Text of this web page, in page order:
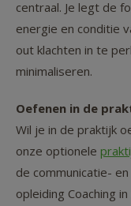
centraal. Je legt de
energie en conditie
out klachten in te
minimaliseren.
Oefenen in de
Wil je in de praktijk
onze optionele
de communicatie-
opleiding Coaching